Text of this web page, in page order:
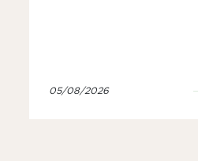
05/08/2026